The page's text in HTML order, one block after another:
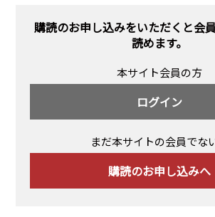
購読のお申し込みをいただくと会
読めます。
本サイト会員の方
ログイン
まだ本サイトの会員でな
購読のお申し込みへ